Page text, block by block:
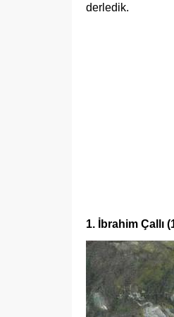
derledik.
1. İbrahim Çallı